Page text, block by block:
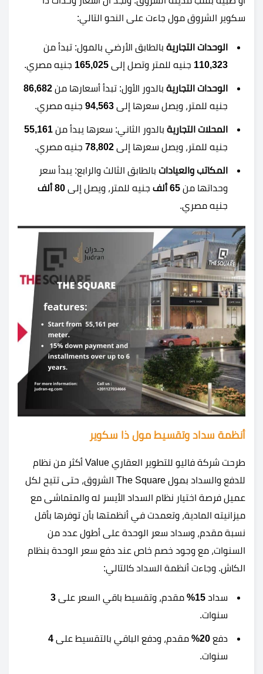
سكوير الشروق مول جاءت على النحو التالي:
الوحدات التجارية بالطابق الأرضي بالمول: تبدأ من
110,323 جنيه للمتر وتصل إلى 165,025 جنيه مصري.
الوحدات التجارية بالدور الأول: تبدأ أسعارها من 86,682
جنيه للمتر، ويصل سعرها إلى 94,563 جنيه مصري.
المحلات التجارية بالدور الثاني: سعرها يبدأ من 55,161
جنيه للمتر، ويصل سعرها إلى 78,802 جنيه مصري.
المكاتب والعيادات بالطابق الثالث والرابع: يبدأ سعر
وحداتها من 65 ألف جنيه للمتر، ويصل إلى 80 ألف
جنيه مصري.
أنظمة سداد وتقسيط مول ذا سكوير
طرحت شركة فاليو للتطوير العقاري Value أكثر من نظام
للدفع والسداد بمول The Square الشروق، حتى تتيح لكل
عميل فرصة اختيار نظام السداد الأيسر له والمتماشى مع
ميزانيته المادية، وتعمدت في أنظمتها بأن توفرها بأقل
نسبة مقدم، وسداد سعر الوحدة على أطول عدد من
السنوات، مع وجود خصم خاص عند دفع سعر الوحدة بنظام
الكاش. وجاءت أنظمة السداد كالتالي:
سداد 15% مقدم، وتقسيط باقي السعر على
سنوات.
دفع 20% مقدم، ودفع الباقي بالتقسيط على 4
سنوات.